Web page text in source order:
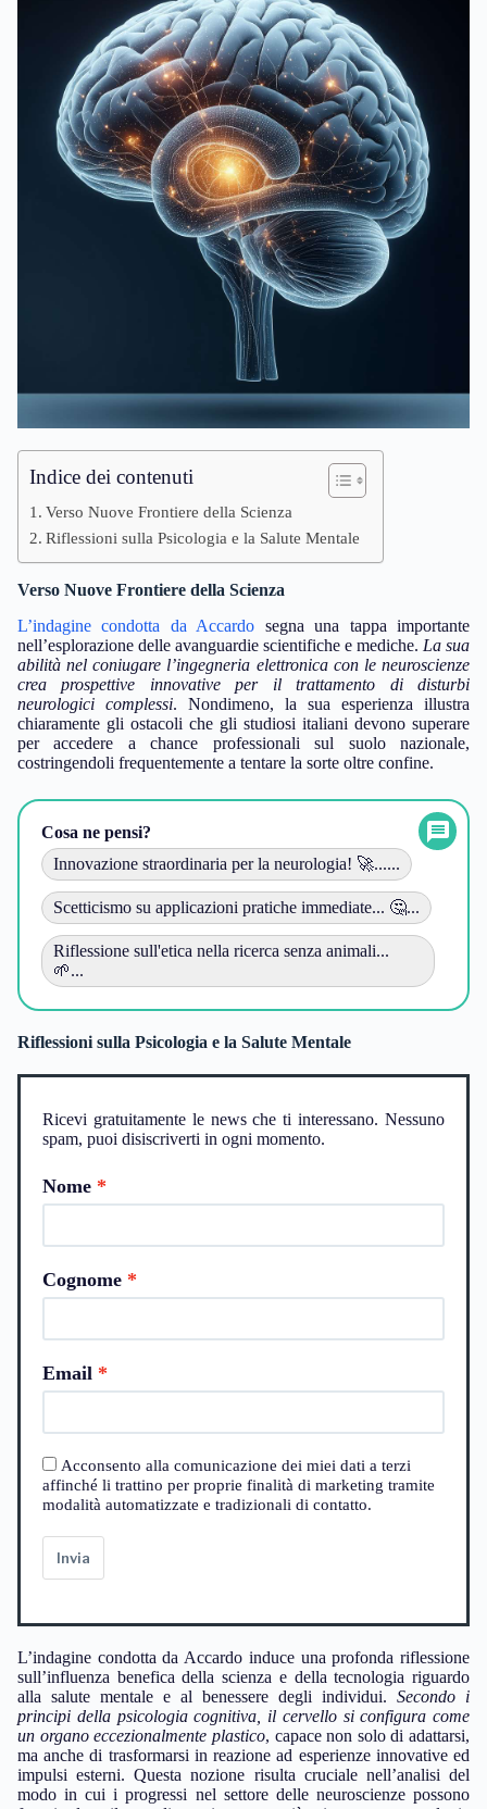
Indice dei contenuti
Verso Nuove Frontiere della Scienza
Riflessioni sulla Psicologia e la Salute Mentale
Verso Nuove Frontiere della Scienza
L’indagine condotta da Accardo segna una tappa importante
nell’esplorazione delle avanguardie scientifiche e mediche. La sua
abilità nel coniugare l’ingegneria elettronica con le neuroscienze
crea prospettive innovative per il trattamento di disturbi
neurologici complessi. Nondimeno, la sua esperienza illustra
chiaramente gli ostacoli che gli studiosi italiani devono superare
per accedere a chance professionali sul suolo nazionale,
costringendoli frequentemente a tentare la sorte oltre confine.
Cosa ne pensi?
Innovazione straordinaria per la neurologia! 🚀......
Scetticismo su applicazioni pratiche immediate... 🤔...
Riflessione sull'etica nella ricerca senza animali...
🌱...
Riflessioni sulla Psicologia e la Salute Mentale
Ricevi gratuitamente le news che ti interessano. Nessuno
spam, puoi disiscriverti in ogni momento.
Nome
Cognome
Email
Acconsento alla comunicazione dei miei dati a terzi
affinché li trattino per proprie finalità di marketing tramite
modalità automatizzate e tradizionali di contatto.
Invia
L’indagine condotta da Accardo induce una profonda riflessione
sull’influenza benefica della scienza e della tecnologia riguardo
alla salute mentale e al benessere degli individui. Secondo i
principi della psicologia cognitiva, il cervello si configura come
un organo eccezionalmente plastico, capace non solo di adattarsi,
ma anche di trasformarsi in reazione ad esperienze innovative ed
impulsi esterni. Questa nozione risulta cruciale nell’analisi del
modo in cui i progressi nel settore delle neuroscienze possono